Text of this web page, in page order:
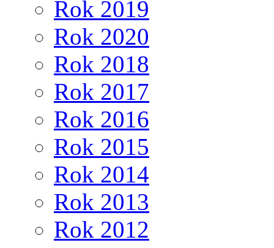
Rok 2019
Rok 2020
Rok 2018
Rok 2017
Rok 2016
Rok 2015
Rok 2014
Rok 2013
Rok 2012